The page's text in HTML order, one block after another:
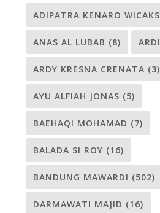
ADIPATRA KENARO
ANAS AL LUBAB (8)
ARDY KRESNA CRENATA (3)
AYU ALFIAH JONAS (5)
BAEHAQI MOHAMAD (7)
BALADA SI ROY (16)
BANDUNG MAWARDI (502)
DARMAWATI MAJID (16)